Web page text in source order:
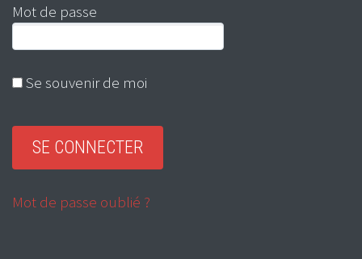
Mot de passe
Se souvenir de moi
Mot de passe oublié ?